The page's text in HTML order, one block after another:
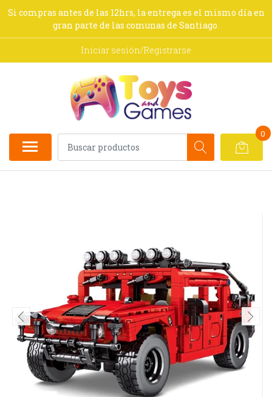
Si compras antes de las 12hrs, la entrega es el mismo día en
gran parte de las comunas de Santiago.
Iniciar sesión/Registrarse
0